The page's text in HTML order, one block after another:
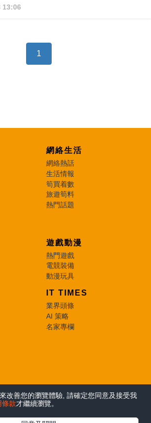
13:06
1
網絡生活
網絡熱話
生活情報
筍買着數
旅遊筍料
熱門話題
遊戲動漫
熱門遊戲
電競裝備
動漫玩具
IT TIMES
業界頭條
AI 策略
名家專欄
Rights Reserved.
改善您的瀏覽體驗, 請確定您同意及接受我
條款才繼續瀏覽。